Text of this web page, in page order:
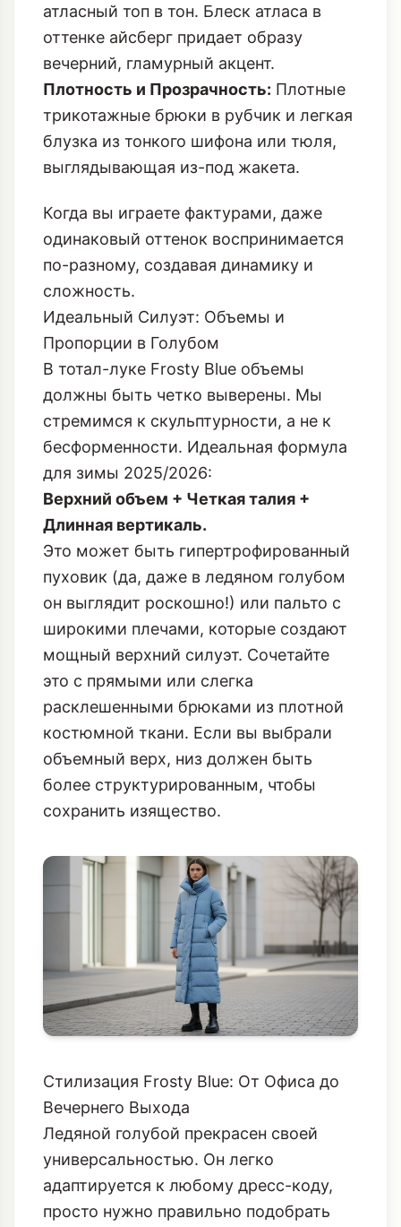
атласный топ в тон. Блеск атласа в
оттенке айсберг придает образу
вечерний, гламурный акцент.
Плотность и Прозрачность: Плотные
трикотажные брюки в рубчик и легкая
блузка из тонкого шифона или тюля,
выглядывающая из-под жакета.
Когда вы играете фактурами, даже
одинаковый оттенок воспринимается
по-разному, создавая динамику и
сложность.
Идеальный Силуэт: Объемы и
Пропорции в Голубом
В тотал-луке Frosty Blue объемы
должны быть четко выверены. Мы
стремимся к скульптурности, а не к
бесформенности. Идеальная формула
для зимы 2025/2026:
Верхний объем + Четкая талия +
Длинная вертикаль.
Это может быть гипертрофированный
пуховик (да, даже в ледяном голубом
он выглядит роскошно!) или пальто с
широкими плечами, которые создают
мощный верхний силуэт. Сочетайте
это с прямыми или слегка
расклешенными брюками из плотной
костюмной ткани. Если вы выбрали
объемный верх, низ должен быть
более структурированным, чтобы
сохранить изящество.
Стилизация Frosty Blue: От Офиса до
Вечернего Выхода
Ледяной голубой прекрасен своей
универсальностью. Он легко
адаптируется к любому дресс-коду,
просто нужно правильно подобрать